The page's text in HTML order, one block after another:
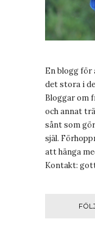
En blogg för
det stora i
Bloggar om
och annat
sånt som
själ.
att hänga
Kontakt: